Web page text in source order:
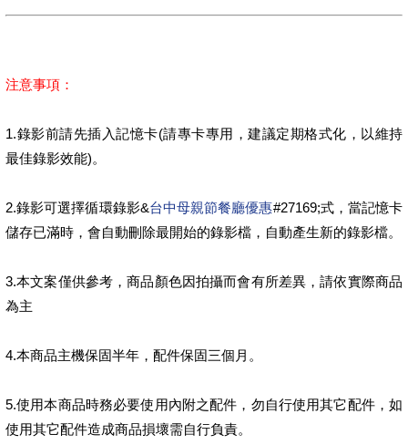
注意事項：
1.錄影前請先插入記憶卡(請專卡專用，建議定期格式化，以維持
最佳錄影效能)。
2.錄影可選擇循環錄影&台中母親節餐廳優惠#27169;式，當記憶卡
儲存已滿時，會自動刪除最開始的錄影檔，自動產生新的錄影檔。
3.本文案僅供參考，商品顏色因拍攝而會有所差異，請依實際商品
為主
4.本商品主機保固半年，配件保固三個月。
5.使用本商品時務必要使用內附之配件，勿自行使用其它配件，如
使用其它配件造成商品損壞需自行負責。